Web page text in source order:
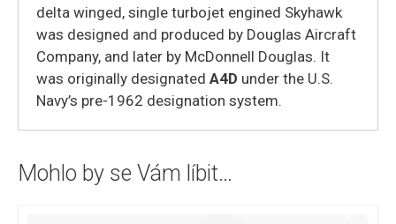
delta winged, single turbojet engined Skyhawk
was designed and produced by Douglas Aircraft
Company, and later by McDonnell Douglas. It
was originally designated A4D under the U.S.
Navy’s pre-1962 designation system.
Mohlo by se Vám líbit…